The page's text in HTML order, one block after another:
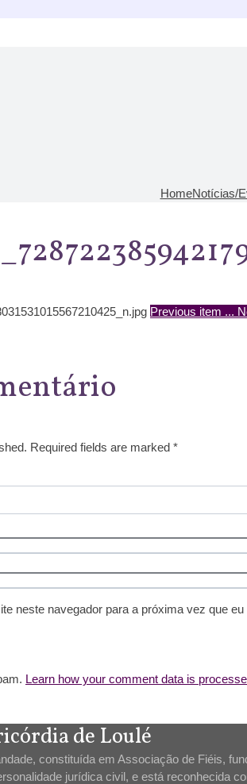
HomeNotícias/
Previous item ...
Required fields are marked *
neste navegador para a próxima vez que eu
Learn how your comment data is
de Loulé
constituída em Associação de Fiéis,
jurídica civil, e está reconhecida